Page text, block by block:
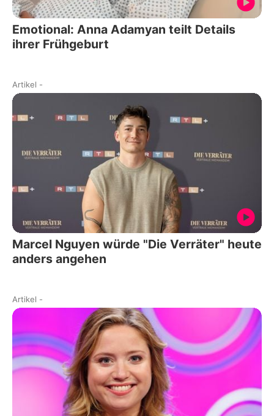
Emotional: Anna Adamyan teilt Details
ihrer Frühgeburt
Artikel -
Marcel Nguyen würde "Die Verräter" heute
anders angehen
Artikel -